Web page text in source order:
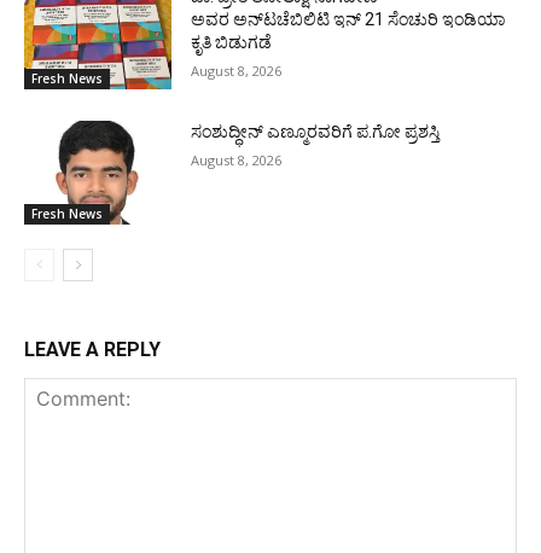
Fresh News
ಅವರ ಅನ್‌ಟಚೆಬಿಲಿಟಿ ಇನ್ 21 ಸೆಂಚುರಿ ಇಂಡಿಯಾ
ಕೃತಿ ಬಿಡುಗಡೆ
August 8, 2026
Fresh News
ಸಂಶುದ್ಧೀನ್ ಎಣ್ಮೂರವರಿಗೆ ಪ.ಗೋ ಪ್ರಶಸ್ತಿ
August 8, 2026
LEAVE A REPLY